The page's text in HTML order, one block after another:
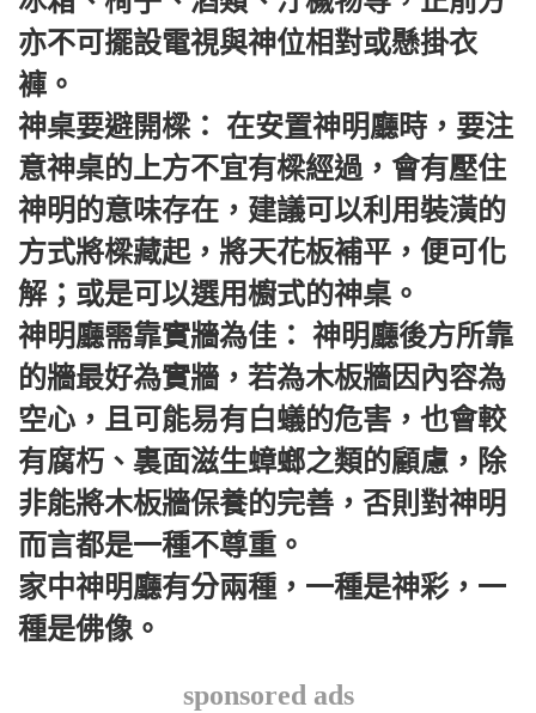
亦不可擺設電視與神位相對或懸掛衣
褲。
神桌要避開樑： 在安置神明廳時，要注
意神桌的上方不宜有樑經過，會有壓住
神明的意味存在，建議可以利用裝潢的
方式將樑藏起，將天花板補平，便可化
解；或是可以選用櫥式的神桌。
神明廳需靠實牆為佳： 神明廳後方所靠
的牆最好為實牆，若為木板牆因內容為
空心，且可能易有白蟻的危害，也會較
有腐朽、裏面滋生蟑螂之類的顧慮，除
非能將木板牆保養的完善，否則對神明
而言都是一種不尊重。
家中神明廳有分兩種，一種是神彩，一
種是佛像。
sponsored ads